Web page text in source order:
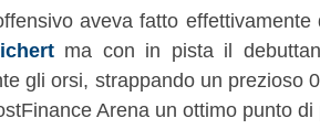
aveva fatto effettivamente
ma con in pista il
gli orsi, strappando un prezioso
Arena un ottimo punto di